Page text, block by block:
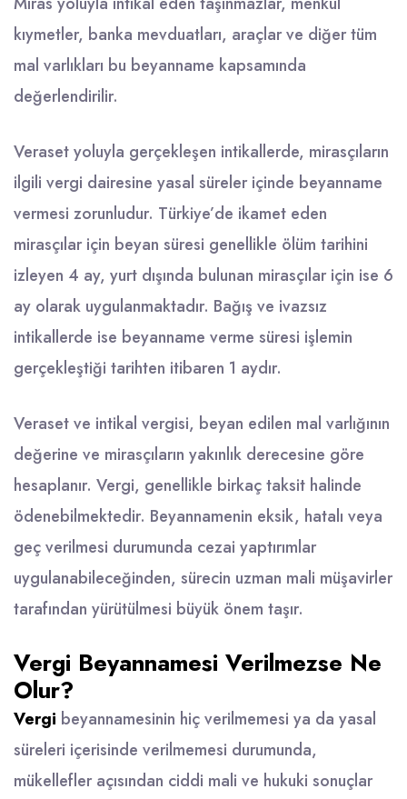
kıymetler, banka mevduatları, araçlar ve diğer tüm
mal varlıkları bu beyanname kapsamında
değerlendirilir.
Veraset yoluyla gerçekleşen intikallerde, mirasçıların
ilgili vergi dairesine yasal süreler içinde beyanname
vermesi zorunludur. Türkiye’de ikamet eden
mirasçılar için beyan süresi genellikle ölüm tarihini
izleyen 4 ay, yurt dışında bulunan mirasçılar için ise 6
ay olarak uygulanmaktadır. Bağış ve ivazsız
intikallerde ise beyanname verme süresi işlemin
gerçekleştiği tarihten itibaren 1 aydır.
Veraset ve intikal vergisi, beyan edilen mal varlığının
değerine ve mirasçıların yakınlık derecesine göre
hesaplanır. Vergi, genellikle birkaç taksit halinde
ödenebilmektedir. Beyannamenin eksik, hatalı veya
geç verilmesi durumunda cezai yaptırımlar
uygulanabileceğinden, sürecin uzman mali müşavirler
tarafından yürütülmesi büyük önem taşır.
Vergi Beyannamesi Verilmezse Ne
Olur?
Vergi beyannamesinin hiç verilmemesi ya da yasal
süreleri içerisinde verilmemesi durumunda,
mükellefler açısından ciddi mali ve hukuki sonuçlar